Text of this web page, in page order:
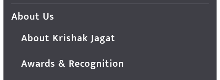
About Us
About Krishak Jagat
Awards & Recognition